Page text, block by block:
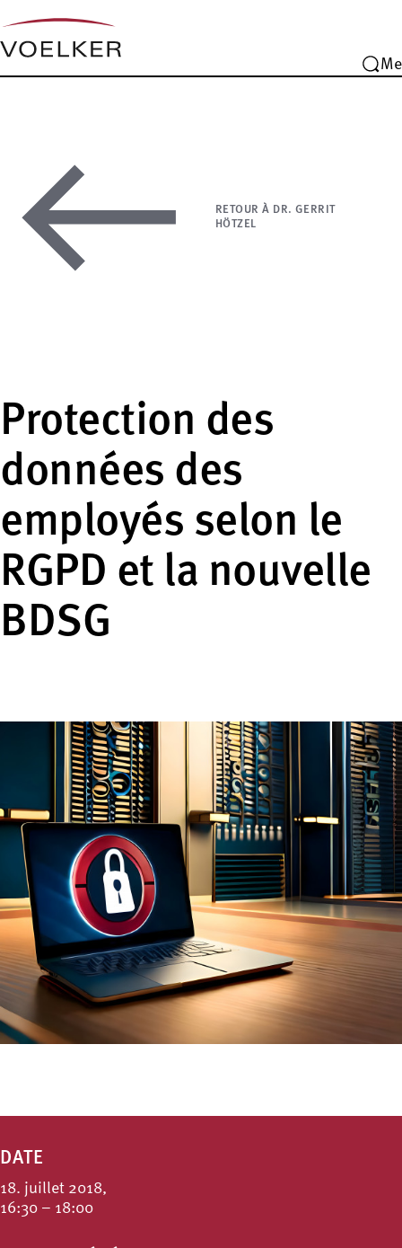
RETOUR À DR. GERRIT
HÖTZEL
Protection des
données des
employés selon le
RGPD et la nouvelle
BDSG
DATE
18. juillet 2018,
16:30 – 18:00